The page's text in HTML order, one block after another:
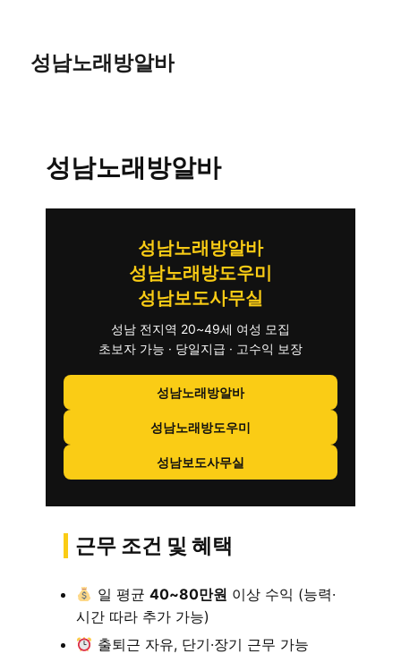
성남노래방알바
성남노래방알바
성남노래방알바
성남노래방도우미
성남보도사무실
성남 전지역 20~49세 여성 모집
초보자 가능 · 당일지급 · 고수익 보장
성남노래방알바
성남노래방도우미
성남보도사무실
근무 조건 및 혜택
일 평균 40~80만원 이상 수익 (능력·
시간 따라 추가 가능)
출퇴근 자유, 단기·장기 근무 가능